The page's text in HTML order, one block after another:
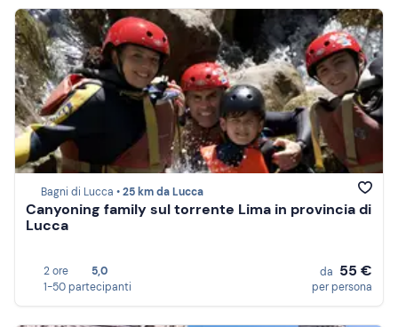
Bagni di Lucca •25 km da Lucca
Canyoning family sul torrente Lima in provincia di
Lucca
2 ore
5,0
1-50 partecipanti
da 55 €
per persona